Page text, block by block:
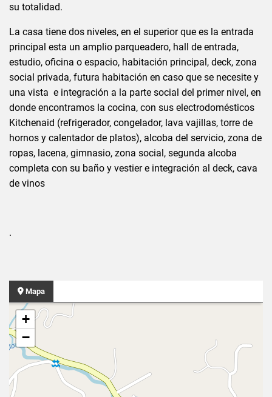
su totalidad.
La casa tiene dos niveles, en el superior que es la entrada
principal esta un amplio parqueadero, hall de entrada,
estudio, oficina o espacio, habitación principal, deck, zona
social privada, futura habitación en caso que se necesite y
una vista e integración a la parte social del primer nivel, en
donde encontramos la cocina, con sus electrodomésticos
Kitchenaid (refrigerador, congelador, lava vajillas, torre de
hornos y calentador de platos), alcoba del servicio, zona de
ropas, lacena, gimnasio, zona social, segunda alcoba
completa con su baño y vestier e integración al deck, cava
de vinos
.
Mapa
+
−